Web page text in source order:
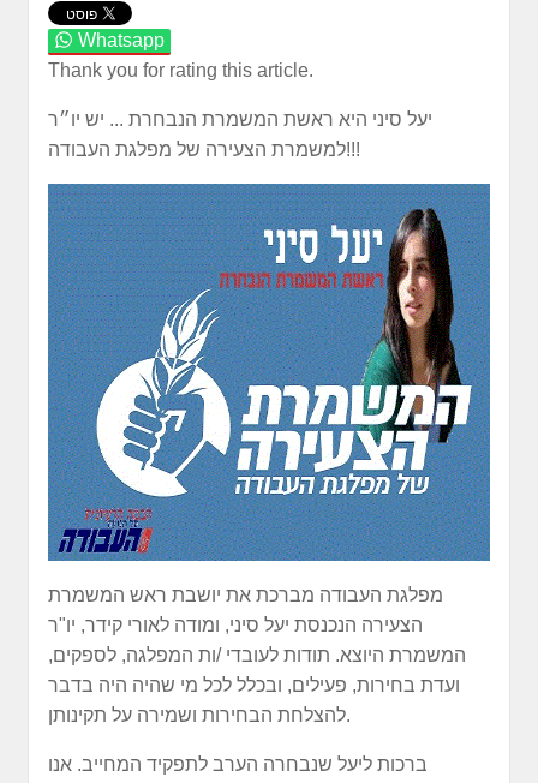
Whatsapp
Thank you for rating this article.
יעל סיני היא ראשת המשמרת הנבחרת ... יש יו״ר
למשמרת הצעירה של מפלגת העבודה!!!
מפלגת העבודה מברכת את יושבת ראש המשמרת
הצעירה הנכנסת יעל סיני, ומודה לאורי קידר, יו"ר
המשמרת היוצא. תודות לעובדי /ות המפלגה, לספקים,
ועדת בחירות, פעילים, ובכלל לכל מי שהיה היה בדבר
להצלחת הבחירות ושמירה על תקינותן.
ברכות ליעל שנבחרה הערב לתפקיד המחייב. אנו